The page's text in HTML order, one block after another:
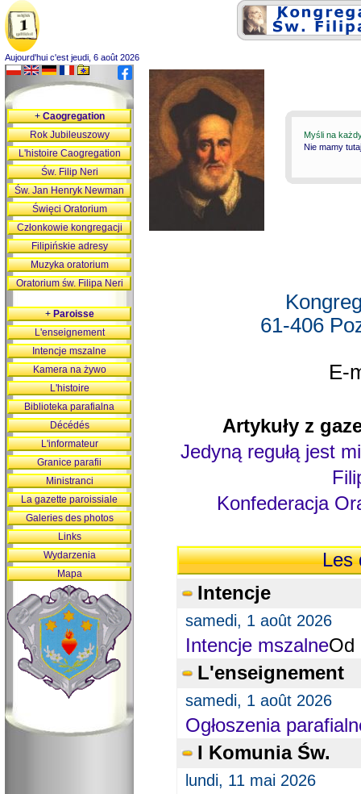
Aujourd'hui c'est jeudi, 6 août 2026
Myśli na
Nie mamy
61-406
E-
Artykuły z
Jedyną regułą jest
Konfederacja
Les
Intencje
samedi, 1 août 2026
Intencje mszalneOd
L'enseignement
samedi, 1 août 2026
Ogłoszenia
I Komunia Św.
lundi, 11 mai 2026
+Caogregation
Rok Jubileuszowy
L'histoire Caogregation
Św. Filip Neri
Św. Jan Henryk Newman
Święci Oratorium
Członkowie kongregacji
Filipińskie adresy
Muzyka oratorium
Oratorium św. Filipa Neri
+Paroisse
L'enseignement
Intencje mszalne
Kamera na żywo
L'histoire
Biblioteka parafialna
Décédés
L'informateur
Granice parafii
Ministranci
La gazette paroissiale
Galeries des photos
Links
Wydarzenia
Mapa